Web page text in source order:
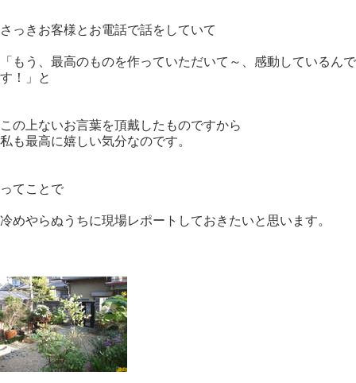
さっきお客様とお電話で話をしていて
「もう、最高のものを作っていただいて～、感動しているんで
す！」と
この上ないお言葉を頂戴したものですから
私も最高に嬉しい気分なのです。
ってことで
冷めやらぬうちに現場レポートしておきたいと思います。